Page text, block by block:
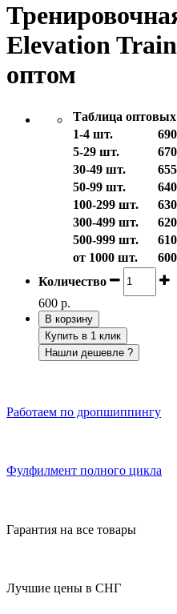
Elevation
оптом
Таблица
1-4 шт.
5-29 шт.
30-49 шт.
50-99 шт.
100-299 шт.
300-499 шт.
500-999 шт.
от 1000 шт.
Количество
600 р.
В корзину
Купить в 1 клик
Нашли дешевле ?
Работаем по дропшиппингу
Фулфилмент полного цикла
Гарантия на все товары
Лучшие цены в СНГ